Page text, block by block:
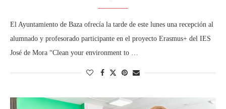
El Ayuntamiento de Baza ofrecía la tarde de este lunes una recepción al
alumnado y profesorado participante en el proyecto Erasmus+ del IES
José de Mora “Clean your environment to …